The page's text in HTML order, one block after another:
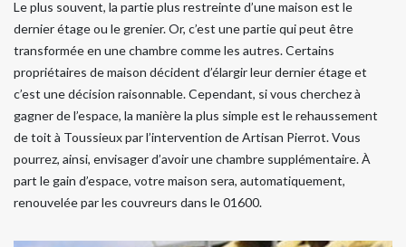
Le plus souvent, la partie plus restreinte d’une maison est le
dernier étage ou le grenier. Or, c’est une partie qui peut être
transformée en une chambre comme les autres. Certains
propriétaires de maison décident d’élargir leur dernier étage et
c’est une décision raisonnable. Cependant, si vous cherchez à
gagner de l’espace, la manière la plus simple est le rehaussement
de toit à Toussieux par l’intervention de Artisan Pierrot. Vous
pourrez, ainsi, envisager d’avoir une chambre supplémentaire. À
part le gain d’espace, votre maison sera, automatiquement,
renouvelée par les couvreurs dans le 01600.